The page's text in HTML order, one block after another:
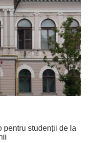
pentru studenții de la